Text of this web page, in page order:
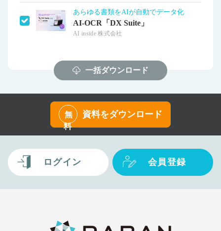
あらゆる書類をAIが自動でデータ化
AI-OCR「DX Suite」
AI inside 株式会社
一括ダウンロード
無
料
資料をダウンロード
ログイン 会員登録